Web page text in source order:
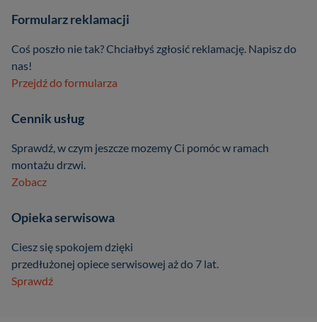
Formularz reklamacji
Coś poszło nie tak? Chciałbyś zgłosić reklamację. Napisz do
nas!
Przejdź do formularza
Cennik usług
Sprawdź, w czym jeszcze mozemy Ci pomóc w ramach
montażu drzwi.
Zobacz
Opieka serwisowa
Ciesz się spokojem dzięki
przedłużonej opiece serwisowej aż do 7 lat.
Sprawdź